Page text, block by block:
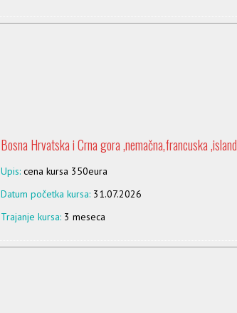
Bosna Hrvatska i Crna gora ,nemačna,francuska ,island
Upis: cena kursa 350eura
Datum početka kursa: 31.07.2026
Trajanje kursa: 3 meseca